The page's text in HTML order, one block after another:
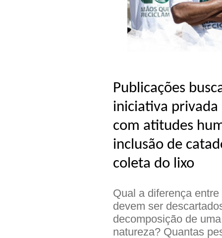
Publicações
iniciativa privada
com atitudes
inclusão de
coleta do lixo
Qual a diferença
devem ser
decomposição de
natureza? Quantas